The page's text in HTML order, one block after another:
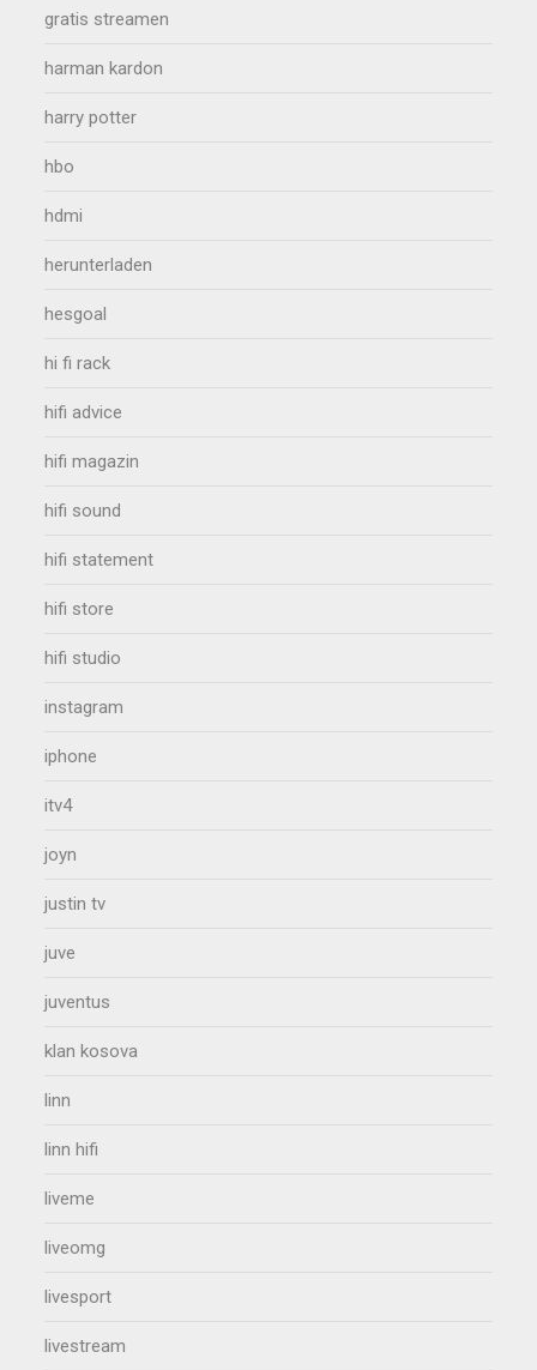
gratis streamen
harman kardon
harry potter
hbo
hdmi
herunterladen
hesgoal
hi fi rack
hifi advice
hifi magazin
hifi sound
hifi statement
hifi store
hifi studio
instagram
iphone
itv4
joyn
justin tv
juve
juventus
klan kosova
linn
linn hifi
liveme
liveomg
livesport
livestream